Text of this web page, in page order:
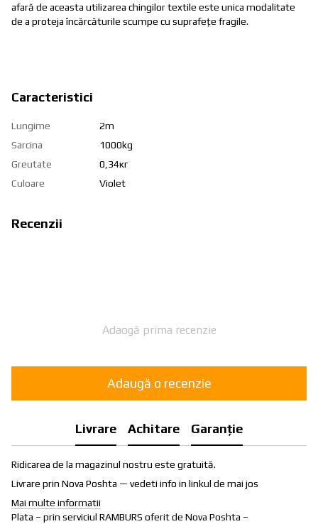
afară de aceasta utilizarea chingilor textile este unica modalitate
de a proteja încărcăturile scumpe cu suprafețe fragile.
Caracteristici
Lungime
2m
Sarcina
1000kg
Greutate
0,34кг
Culoare
Violet
Recenzii
Adaogă prima recenzie
Adaugă o recenzie
Livrare Achitare Garanție
Ridicarea de la magazinul nostru este gratuită.
Livrare prin Nova Poshta — vedeti info in linkul de mai jos
Mai multe informatii
Plata – prin serviciul RAMBURS oferit de Nova Poshta –